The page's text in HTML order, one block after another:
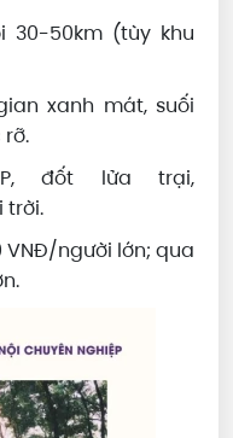
30-50km (tùy khu
xanh mát, suối
đốt lửa trại,
trời.
VNĐ/người lớn; qua